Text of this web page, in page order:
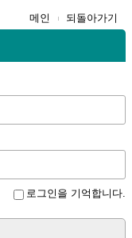
메인 되돌아가기
로그인을 기억합니다.